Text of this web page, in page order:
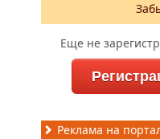
Еще не
Реклама на